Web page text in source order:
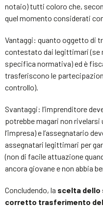
notaio) tutti coloro che,
quel momento considerati
Vantaggi: quanto oggetto di
contestato dai legittimari (se
specifica normativa) ed è
trasferiscono le
controllo).
Svantaggi: l’imprenditore
potrebbe magari non
l’impresa) e l’assegnatario
assegnatari legittimari per
(non di facile attuazione
ancora giovane e non abbia
Concludendo, la scelta dello
corretto trasferimento